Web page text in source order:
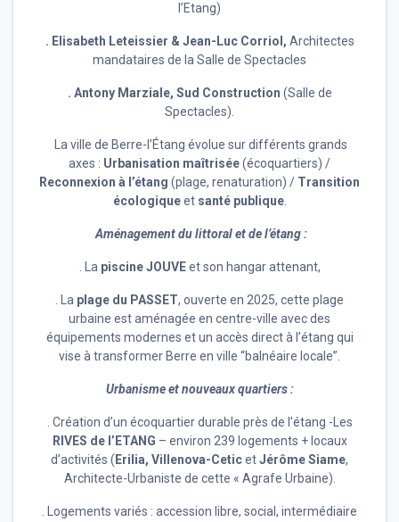
l’Etang)
. Elisabeth Leteissier & Jean-Luc Corriol, Architectes
mandataires de la Salle de Spectacles
. Antony Marziale, Sud Construction (Salle de
Spectacles).
La ville de Berre-l’Étang évolue sur différents grands
axes : Urbanisation maîtrisée(écoquartiers) /
Reconnexion à l’étang (plage, renaturation) / Transition
écologiqueet santé publique.
Aménagement du littoral et de l’étang :
. La piscine JOUVEet son hangar attenant,
. La plage du PASSET, ouverte en 2025, cette plage
urbaine est aménagée en centre-ville avec des
équipements modernes et un accès direct à l’étang qui
vise à transformer Berre en ville “balnéaire locale”.
Urbanisme et nouveaux quartiers :
. Création d’un écoquartier durable près de l’étang -Les
RIVES de l’ETANG – environ 239 logements + locaux
d’activités ( Erilia, Villenova-CeticetJérôme Siame,
Architecte-Urbaniste de cette « Agrafe Urbaine).
. Logements variés : accession libre, social, intermédiaire